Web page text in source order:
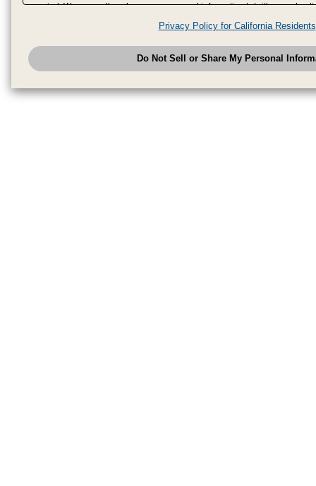
period. We may sell or share your personal information to/with our
analytics service partners. These partners may combine the data shared
have provided to them or that they have collected from your use of their
analyze and optimize advertisements delivered to you by businesses
have the right to opt out of sale or share of your personal information by
to exercise your right. If we have detected an opt-out
honored.Change your sell or share preference
Privacy Policy for California Residents
Do Not Sell or Share My Personal